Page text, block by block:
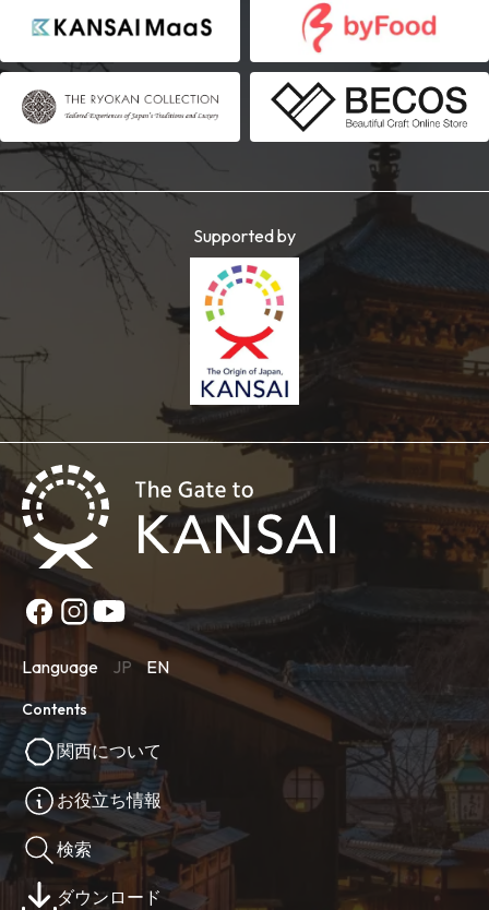
Supported by
Language JP EN
Contents
関西について
お役立ち情報
検索
ダウンロード